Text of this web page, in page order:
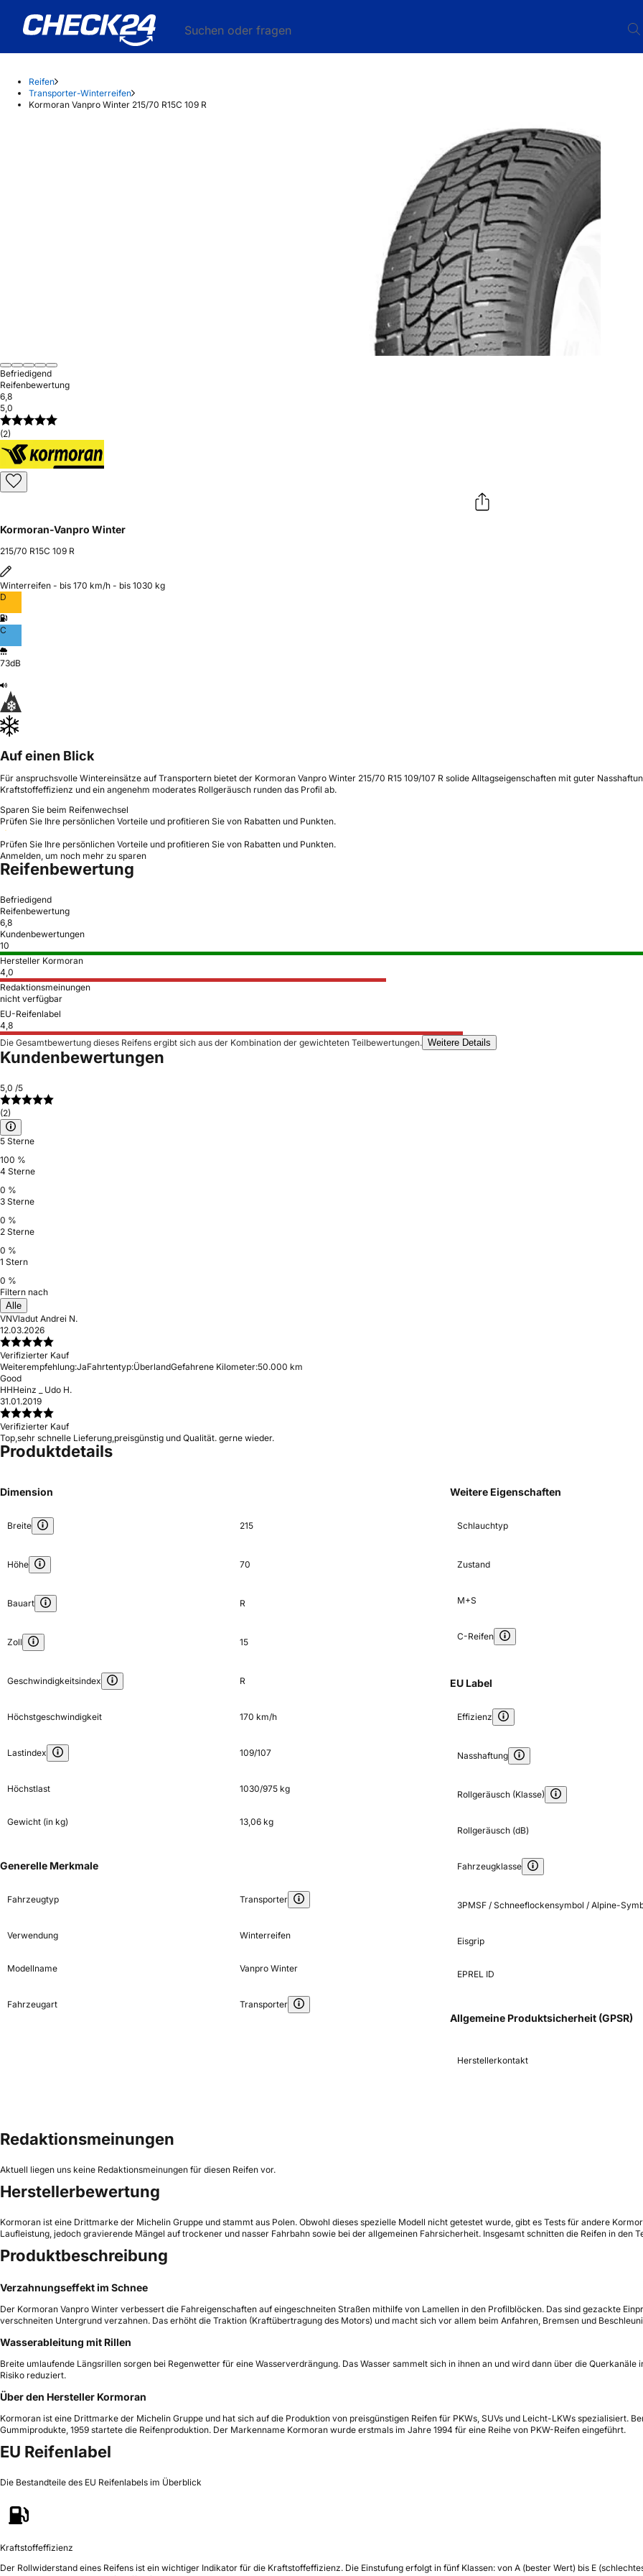
Suchen oder fragen
Reifen
Transporter-Winterreifen
Kormoran Vanpro Winter 215/70 R15C 109 R
Befriedigend
Reifenbewertung
6,8
5,0
(2)
Kormoran-Vanpro Winter
215/70 R15C 109 R
Winterreifen - bis 170 km/h - bis 1030 kg
D
C
73dB
Auf einen Blick
Für anspruchsvolle Wintereinsätze auf Transportern bietet der Kormoran Vanpro Winter 215/70 R15 109/107 R solide Alltagseigenschaften mit guter
Kraftstoffeffizienz und ein angenehm moderates Rollgeräusch runden das Profil ab.
Sparen Sie beim Reifenwechsel
Prüfen Sie Ihre persönlichen Vorteile und profitieren Sie von Rabatten und Punkten.
Prüfen Sie Ihre persönlichen Vorteile und profitieren Sie von Rabatten und Punkten.
Anmelden, um noch mehr zu sparen
Reifenbewertung
Befriedigend
Reifenbewertung
6,8
Kundenbewertungen
10
Hersteller Kormoran
4,0
Redaktionsmeinungen
nicht verfügbar
EU-Reifenlabel
4,8
Die Gesamtbewertung dieses Reifens ergibt sich aus der Kombination der gewichteten Teilbewertungen. Weitere Details
Kundenbewertungen
5,0 /5
(2)
5 Sterne
100 %
4 Sterne
0 %
3 Sterne
0 %
2 Sterne
0 %
1 Stern
0 %
Filtern nach
Alle
VNVladut Andrei N.
12.03.2026
Verifizierter Kauf
Weiterempfehlung:JaFahrtentyp:ÜberlandGefahrene Kilometer:50.000 km
Good
HHHeinz _ Udo H.
31.01.2019
Verifizierter Kauf
Top,sehr schnelle Lieferung,preisgünstig und Qualität. gerne wieder.
Produktdetails
Dimension
Breite 215
Höhe 70
Bauart R
Zoll 15
Geschwindigkeitsindex R
Höchstgeschwindigkeit 170 km/h
Lastindex 109/107
Höchstlast 1030/975 kg
Gewicht (in kg) 13,06 kg
Generelle Merkmale
Fahrzeugtyp Transporter
Verwendung Winterreifen
Modellname Vanpro Winter
Fahrzeugart Transporter
Weitere Eigenschaften
Schlauchtyp
Zustand
M+S
C-Reifen
EU Label
Effizienz
Nasshaftung
Rollgeräusch (Klasse)
Rollgeräusch (dB)
Fahrzeugklasse
3PMSF / Schneeflockensymbol / Alpine-
Eisgrip
EPREL ID
Allgemeine Produktsicherheit (GPSR)
Herstellerkontakt
Redaktionsmeinungen
Aktuell liegen uns keine Redaktionsmeinungen für diesen Reifen vor.
Herstellerbewertung
Kormoran ist eine Drittmarke der Michelin Gruppe und stammt aus Polen. Obwohl dieses spezielle Modell nicht getestet wurde, gibt es Tests für andere
Laufleistung, jedoch gravierende Mängel auf trockener und nasser Fahrbahn sowie bei der allgemeinen Fahrsicherheit. Insgesamt schnitten die Reifen in den
Produktbeschreibung
Verzahnungseffekt im Schnee
Der Kormoran Vanpro Winter verbessert die Fahreigenschaften auf eingeschneiten Straßen mithilfe von Lamellen in den Profilblöcken. Das sind gezackte
verschneiten Untergrund verzahnen. Das erhöht die Traktion (Kraftübertragung des Motors) und macht sich vor allem beim Anfahren, Bremsen und
Wasserableitung mit Rillen
Breite umlaufende Längsrillen sorgen bei Regenwetter für eine Wasserverdrängung. Das Wasser sammelt sich in ihnen an und wird dann über die
Risiko reduziert.
Über den Hersteller Kormoran
Kormoran ist eine Drittmarke der Michelin Gruppe und hat sich auf die Produktion von preisgünstigen Reifen für PKWs, SUVs und Leicht-LKWs spezialisiert.
Gummiprodukte, 1959 startete die Reifenproduktion. Der Markenname Kormoran wurde erstmals im Jahre 1994 für eine Reihe von PKW-Reifen eingeführt.
EU Reifenlabel
Die Bestandteile des EU Reifenlabels im Überblick
Kraftstoffeffizienz
Der Rollwiderstand eines Reifens ist ein wichtiger Indikator für die Kraftstoffeffizienz. Die Einstufung erfolgt in fünf Klassen: von A (bester Wert) bis E